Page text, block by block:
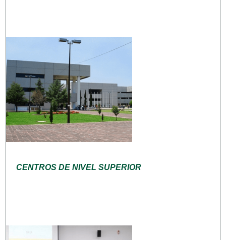
CENTROS DE NIVEL SUPERIOR